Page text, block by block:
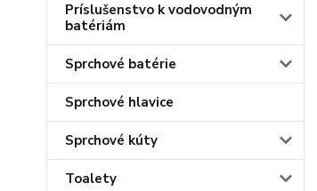
Príslušenstvo k vodovodným
batériám
Sprchové batérie
Sprchové hlavice
Sprchové kúty
Toalety